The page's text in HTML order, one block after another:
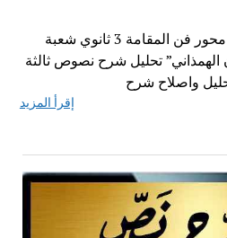
شرح نص المقامة الخمرية محور فن المقامة 3 ثانوي شعبة
الهمذاني” تحليل شرح نصوص ثالثة
واصلاح شرح
إقرأ المزيد